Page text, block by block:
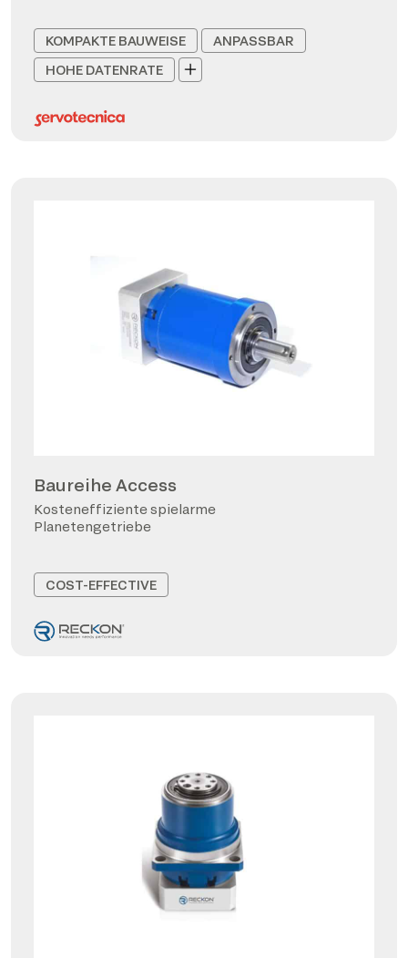
KOMPAKTE BAUWEISE
ANPASSBAR
HOHE DATENRATE
Baureihe Access
Kosteneffiziente spielarme
Planetengetriebe
COST-EFFECTIVE